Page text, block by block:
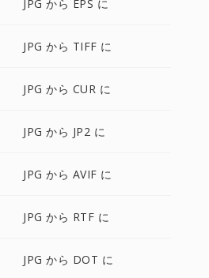
JPG から EPS に
JPG から TIFF に
JPG から CUR に
JPG から JP2 に
JPG から AVIF に
JPG から RTF に
JPG から DOT に